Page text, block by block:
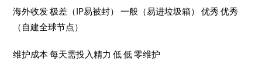
海外收发 极差（IP易被封） 一般（易进垃圾箱） 优秀 优秀
（自建全球节点）
维护成本 每天需投入精力 低 低 零维护